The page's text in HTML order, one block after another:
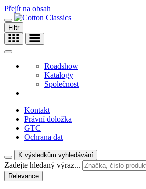
Přejít na obsah
Filtr
Roadshow
Katalogy
Společnost
Kontakt
Právní doložka
GTC
Ochrana dat
K výsledkům vyhledávání
Zadejte hledaný výraz...
Relevance